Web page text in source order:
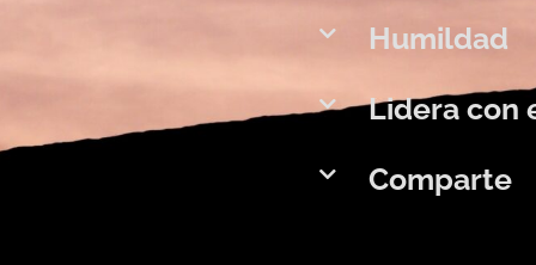
Humildad
Lidera con
Comparte